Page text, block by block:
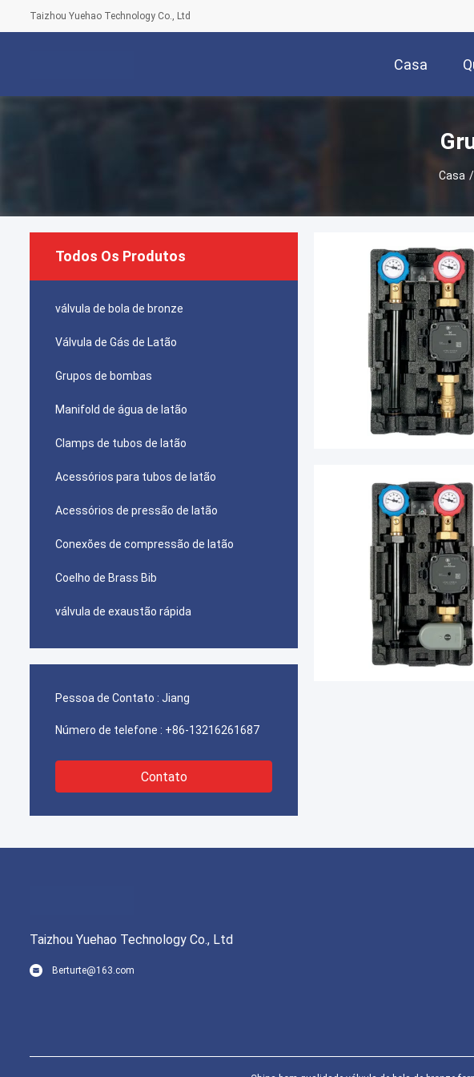
Taizhou Yuehao Technology Co., Ltd
Casa
Casa /
Todos Os Produtos
válvula de bola de bronze
Válvula de Gás de Latão
Grupos de bombas
Manifold de água de latão
Clamps de tubos de latão
Acessórios para tubos de latão
Acessórios de pressão de latão
Conexões de compressão de latão
Coelho de Brass Bib
válvula de exaustão rápida
Pessoa de Contato : Jiang
Número de telefone : +86-13216261687
Contato
Taizhou Yuehao Technology Co., Ltd
Berturte@163.com